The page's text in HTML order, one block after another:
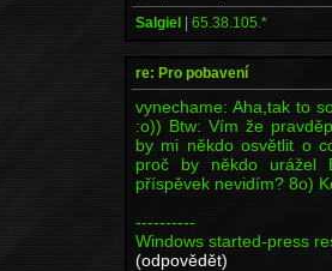
Salgiel | 65.38.105.*
re: Pro pobavení
vynechame: Aha,tak to
:o)) Btw: Vím že
by mi někdo osvětlit o
proč by někdo urážel
příspěvek nevidím? 8o)
----------
Windows started-press
(odpovědět)